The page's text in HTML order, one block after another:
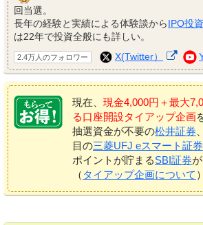
回当選。
長年の経験と実績による体験談からIPO投
は22年で投資全般にも詳しい。
2.4万人のフォロワー X(Twitter）
現在、 現金4,000円＋最大
る口座開設タイアップ企画
抽選資金が不要の松井証券
目の三菱UFJ eスマート証券
ポイントが貯まるSBI証券
（ タイアップ企画について ）